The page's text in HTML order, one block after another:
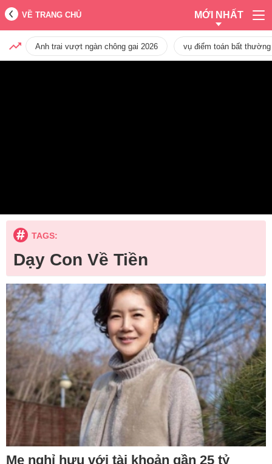
VỀ TRANG CHỦ MỚI NHẤT
Anh trai vượt ngàn chông gai 2026 vụ điểm toán bất
TAGS:
Dạy Con Về Tiền
Mẹ nghỉ hưu với tài khoản gần 25 tỷ